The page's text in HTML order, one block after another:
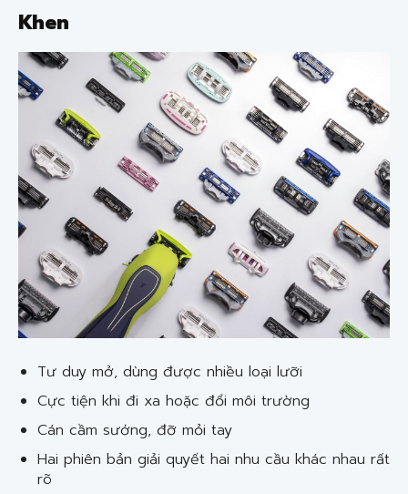
Khen
Tư duy mở, dùng được nhiều loại lưỡi
Cực tiện khi đi xa hoặc đổi môi trường
Cán cầm sướng, đỡ mỏi tay
Hai phiên bản giải quyết hai nhu cầu khác nhau rất
rõ